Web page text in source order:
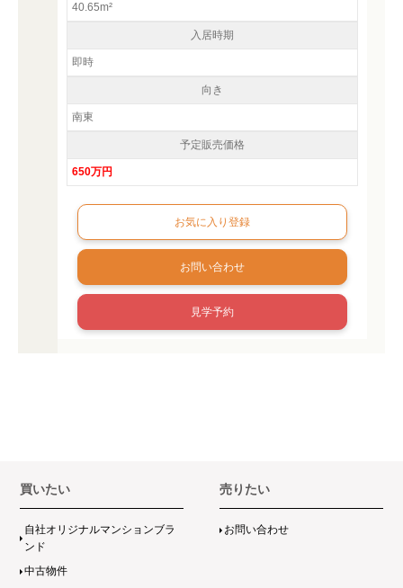
40.65m²
入居時期
即時
向き
南東
予定販売価格
650万円
お問い合わせ
見学予約
買いたい
自社オリジナルマンションブラ
ンド
中古物件
売りたい
お問い合わせ